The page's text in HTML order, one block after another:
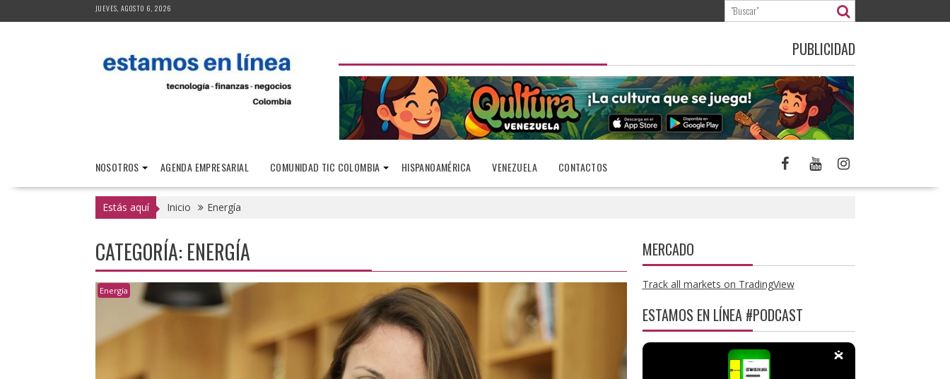
al
JUEVES, AGOSTO 6, 2026
PUBLICIDAD
NOSOTROS AGENDA EMPRESARIAL COMUNIDAD TIC COLOMBIA HISPANOAMÉRICA VENEZUELA CONTACTOS
Estás aquí Inicio Energía
CATEGORÍA: ENERGÍA
Energía
MERCADO
Track all markets on TradingView
ESTAMOS EN LÍNEA #PODCAST